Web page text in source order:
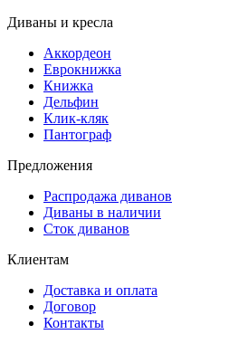
Диваны и кресла
Аккордеон
Еврокнижка
Книжка
Дельфин
Клик-кляк
Пантограф
Предложения
Распродажа диванов
Диваны в наличии
Сток диванов
Клиентам
Доставка и оплата
Договор
Контакты